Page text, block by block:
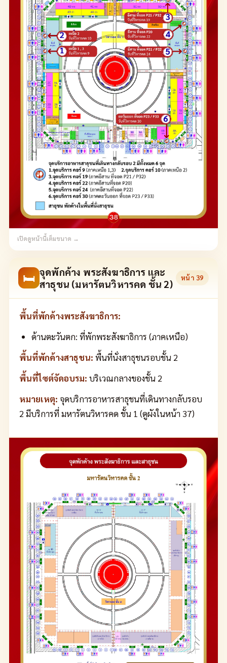
เปิดดูหน้านี้เต็มขนาด →
🛏 จุดพักค้าง พระสังฆาธิการ และ
สาธุชน (มหารัตนวิหารคด ชั้น 2)
หน้า 39
พื้นที่พักค้างพระสังฆาธิการ:
ด้านตะวันตก: ที่พักพระสังฆาธิการ (ภาคเหนือ)
พื้นที่พักค้างสาธุชน: พื้นที่นั่งสาธุชนรอบชั้น 2
พื้นที่ไซต์จัดอบรม: บริเวณกลางของชั้น 2
หมายเหตุ: จุดบริการอาหารสาธุชนที่เดินทางกลับรอบ
2 มีบริการที่ มหารัตนวิหารคด ชั้น 1 (ดูผังในหน้า 37)